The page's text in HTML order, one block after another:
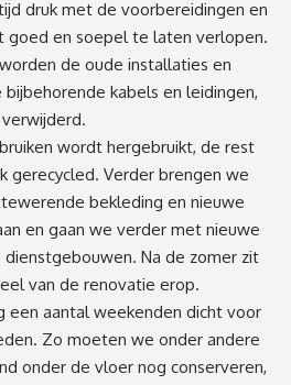
druk met de voorbereidingen en
en soepel te laten verlopen.
de oude installaties en
kabels en leidingen,
verwijderd.
wordt hergebruikt, de rest
gerecycled. Verder brengen we
bekleding en nieuwe
en gaan we verder met nieuwe
Na de zomer zit
van de renovatie erop.
een aantal weekenden dicht voor
Zo moeten we onder andere
onder de vloer nog conserveren,